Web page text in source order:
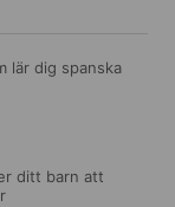
lär dig spanska
ditt barn att